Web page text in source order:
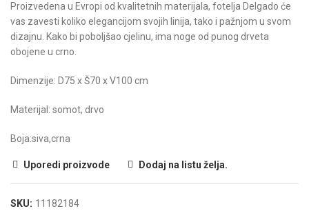
Proizvedena u Evropi od kvalitetnih materijala, fotelja Delgado će
vas zavesti koliko elegancijom svojih linija, tako i pažnjom u svom
dizajnu. Kako bi poboljšao cjelinu, ima noge od punog drveta
obojene u crno.
Dimenzije: D75 x Š70 x V100 cm
Materijal: somot, drvo
Boja:siva,crna
Uporedi proizvode Dodaj na listu želja.
SKU: 11182184